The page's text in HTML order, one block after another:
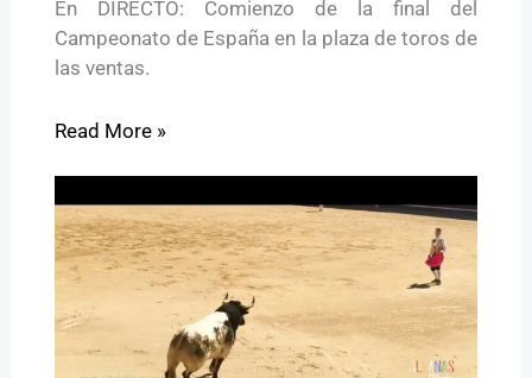
En DIRECTO: Comienzo de la final del
Campeonato de España en la plaza de toros de
las ventas.
Read More »